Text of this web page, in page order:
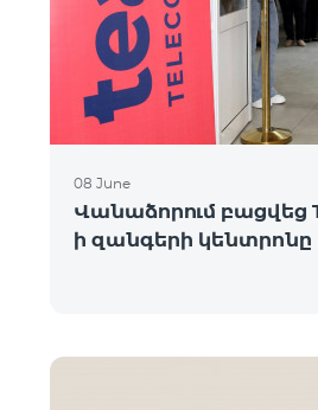
08 June
Վանաձորում բացվեց
ի զանգերի կենտրոնը